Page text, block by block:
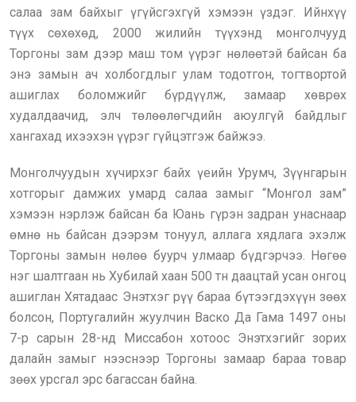
салаа зам байхыг үгүйсгэхгүй хэмээн үздэг. Ийнхүү
түүх сөхөхөд, 2000 жилийн түүхэнд монголчууд
Торгоны зам дээр маш том үүрэг нөлөөтэй байсан ба
энэ замын ач холбогдлыг улам тодотгон, тогтвортой
ашиглах боломжийг бүрдүүлж, замаар хөврөх
худалдаачид, элч төлөөлөгчдийн аюулгүй байдлыг
хангахад ихээхэн үүрэг гүйцэтгэж байжээ.
Монголчуудын хүчирхэг байх үеийн Урумч, Зүүнгарын
хотгорыг дамжих умард салаа замыг “Монгол зам”
хэмээн нэрлэж байсан ба Юань гүрэн задран унаснаар
өмнө нь байсан дээрэм тонуул, аллага хядлага эхэлж
Торгоны замын нөлөө буурч улмаар бүдгэрчээ. Нөгөө
нэг шалтгаан нь Хубилай хаан 500 тн даацтай усан онгоц
ашиглан Хятадаас Энэтхэг рүү бараа бүтээгдэхүүн зөөх
болсон, Португалийн жуулчин Васко Да Гама 1497 оны
7-р сарын 28-нд Миссабон хотоос Энэтхэгийг зорих
далайн замыг нээснээр Торгоны замаар бараа товар
зөөх урсгал эрс багассан байна.